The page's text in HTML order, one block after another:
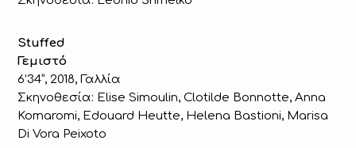
Stuffed
Γεμιστό
6’34”, 2018, Γαλλία
Σκηνοθεσία: Elise Simoulin, Clotilde Bonnotte, Anna
Komaromi, Edouard Heutte, Helena Bastioni, Marisa
Di Vora Peixoto